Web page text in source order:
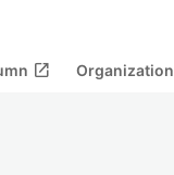
open_in_new Organization